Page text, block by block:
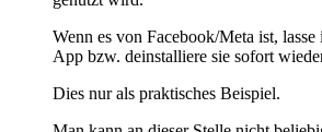
Wenn es von Facebook/Meta ist,
App bzw. deinstalliere sie sofort
Dies nur als praktisches Beispiel.